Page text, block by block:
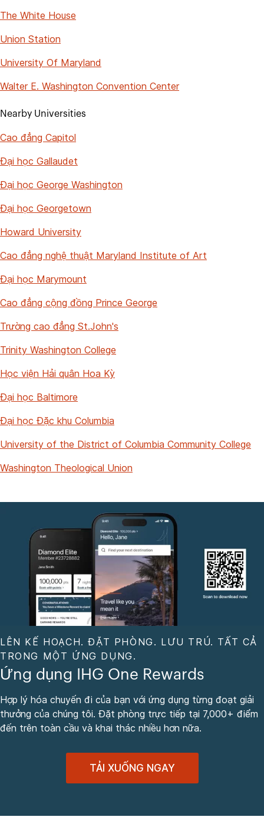
The White House
Union Station
University Of Maryland
Walter E. Washington Convention Center
Nearby Universities
Cao đẳng Capitol
Đại học Gallaudet
Đại học George Washington
Đại học Georgetown
Howard University
Cao đẳng nghệ thuật Maryland Institute of Art
Đại học Marymount
Cao đẳng cộng đồng Prince George
Trường cao đẳng St.John's
Trinity Washington College
Học viện Hải quân Hoa Kỳ
Đại học Baltimore
Đại học Đặc khu Columbia
University of the District of Columbia Community College
Washington Theological Union
LÊN KẾ HOẠCH. ĐẶT PHÒNG. LƯU TRÚ. TẤT CẢ
TRONG MỘT ỨNG DỤNG.
Ứng dụng IHG One Rewards
Hợp lý hóa chuyến đi của bạn với ứng dụng từng đoạt giải
thưởng của chúng tôi. Đặt phòng trực tiếp tại 7,000+ điểm
đến trên toàn cầu và khai thác nhiều hơn nữa.
TẢI XUỐNG NGAY